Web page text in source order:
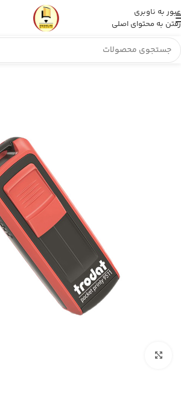
عبور به ناوبری
رفتن به محتوای اصلی
مهر انقلاب» فروشگاه